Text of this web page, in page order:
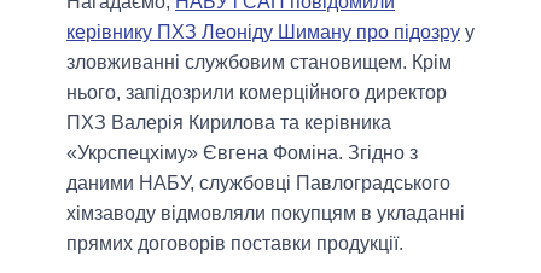
керівнику ПХЗ Леоніду Шиману про підозру у
зловживанні службовим становищем. Крім
нього, запідозрили комерційного директор
ПХЗ Валерія Кирилова та керівника
«Укрспецхіму» Євгена Фоміна. Згідно з
даними НАБУ, службовці Павлоградського
хімзаводу відмовляли покупцям в укладанні
прямих договорів поставки продукції.